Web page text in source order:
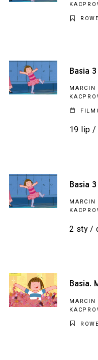
Basia 3
19 lip /
Basia 3
MARCIN
2 sty /
Basia.
MARCIN